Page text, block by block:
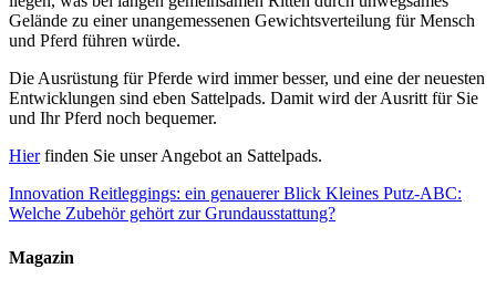
Gelände zu einer unangemessenen Gewichtsverteilung für Mensch
und Pferd führen würde.
Die Ausrüstung für Pferde wird immer besser, und eine der neuesten
Entwicklungen sind eben Sattelpads. Damit wird der Ausritt für Sie
und Ihr Pferd noch bequemer.
Hierfinden Sie unser Angebot an Sattelpads.
Innovation Reitleggings: ein genauerer Blick Kleines Putz-ABC:
Welche Zubehör gehört zur Grundausstattung?
Magazin